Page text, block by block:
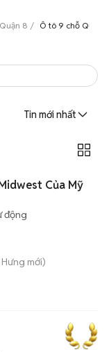
8 Ô tô 9 chỗ Quận
Tin mới nhất
Của Mỹ
động
Hưng mới)